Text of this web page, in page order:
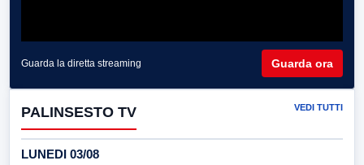
Guarda la diretta streaming Guarda ora
PALINSESTO TV VEDI TUTTI
LUNEDI 03/08